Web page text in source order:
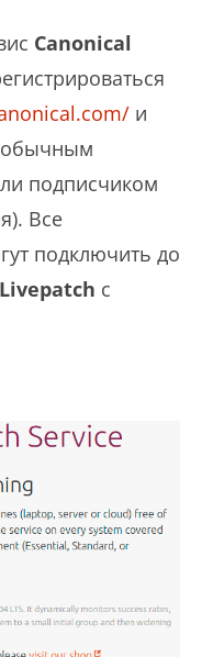
Canonical
и
обычным
подписчиком
Все
подключить до
Livepatch с